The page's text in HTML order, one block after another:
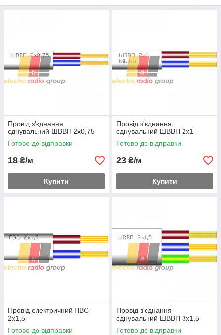
Провід з'єднання
єднувальний ШВВП 2х0,75
Готово до відправки
18 ₴/м
Купити
Провід з'єднання
єднувальний ШВВП 2х1
Готово до відправки
23 ₴/м
Купити
Провід електричний ПВС
2х1,5
Готово до відправки
Провід з'єднання
єднувальний ШВВП 3х1,5
Готово до відправки